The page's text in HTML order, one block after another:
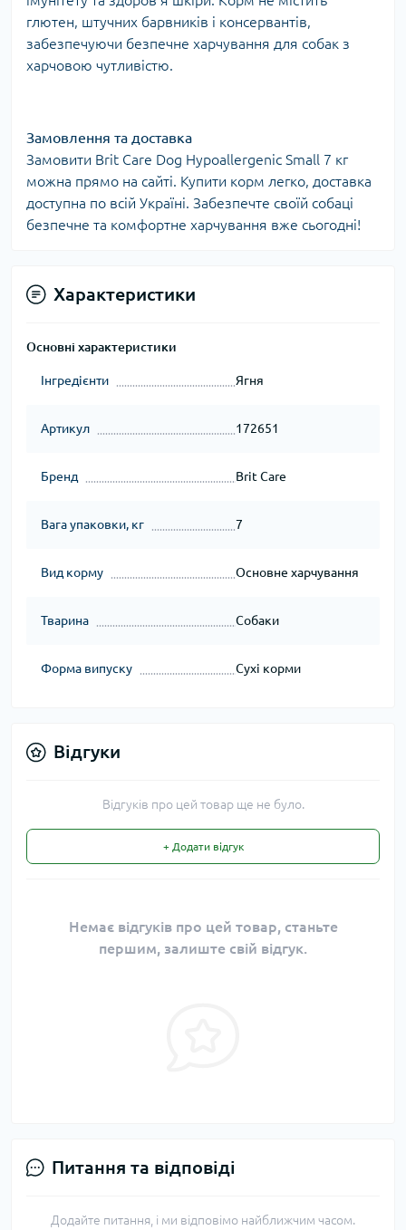
глютен, штучних барвників і консервантів,
забезпечуючи безпечне харчування для собак з
харчовою чутливістю.
Замовлення та доставка
Замовити Brit Care Dog Hypoallergenic Small 7 кг
можна прямо на сайті. Купити корм легко, доставка
доступна по всій Україні. Забезпечте своїй собаці
безпечне та комфортне харчування вже сьогодні!
Характеристики
Основні характеристики
Інгредієнти Ягня
Артикул 172651
Бренд Brit Care
Вага упаковки, кг 7
Вид корму Основне харчування
Тварина Собаки
Форма випуску Сухі корми
Відгуки
Відгуків про цей товар ще не було.
+ Додати відгук
Немає відгуків про цей товар, станьте
першим, залиште свій відгук.
Питання та відповіді
Додайте питання, і ми відповімо найближчим часом.